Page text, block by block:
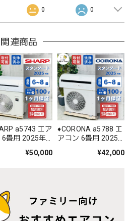
0 0
関連商品
a5743 エア
6畳用 2025年
¥50,000
♦️CORONA a5788 エ
アコン 6畳用 2025
¥42,000